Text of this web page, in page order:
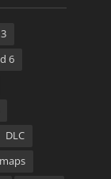
6
DLC
maps